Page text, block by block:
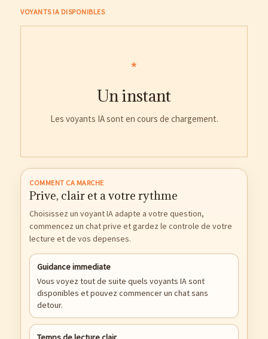
VOYANTS IA DISPONIBLES
*
Un instant
Les voyants IA sont en cours de chargement.
COMMENT CA MARCHE
Prive, clair et a votre rythme
Choisissez un voyant IA adapte a votre question,
commencez un chat prive et gardez le controle de votre
lecture et de vos depenses.
Guidance immediate
Vous voyez tout de suite quels voyants IA sont
disponibles et pouvez commencer un chat sans
detour.